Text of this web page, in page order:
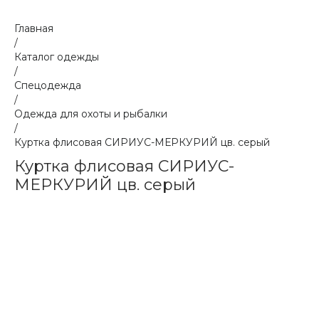
Главная
/
Каталог одежды
/
Спецодежда
/
Одежда для охоты и рыбалки
/
Куртка флисовая СИРИУС-МЕРКУРИЙ цв. серый
Куртка флисовая СИРИУС-
МЕРКУРИЙ цв. серый